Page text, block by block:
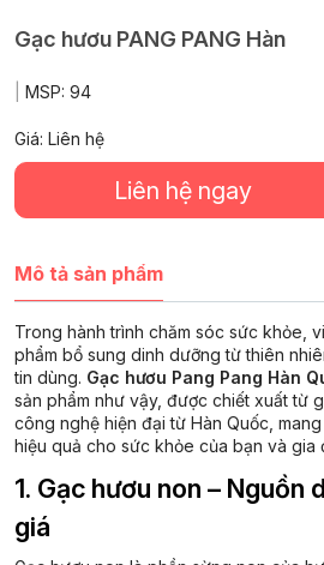
Gạc hươu PANG PANG Hàn
MSP: 94
Giá: Liên hệ
Liên hệ ngay
Mô tả sản phẩm
Trong hành trình chăm sóc sức khỏe,
phẩm bổ sung dinh dưỡng từ thiên
tin dùng. Gạc hươu Pang Pang Hàn
sản phẩm như vậy, được chiết xuất từ
công nghệ hiện đại từ Hàn Quốc,
hiệu quả cho sức khỏe của bạn và gia
1. Gạc hươu non – Nguồn
giá